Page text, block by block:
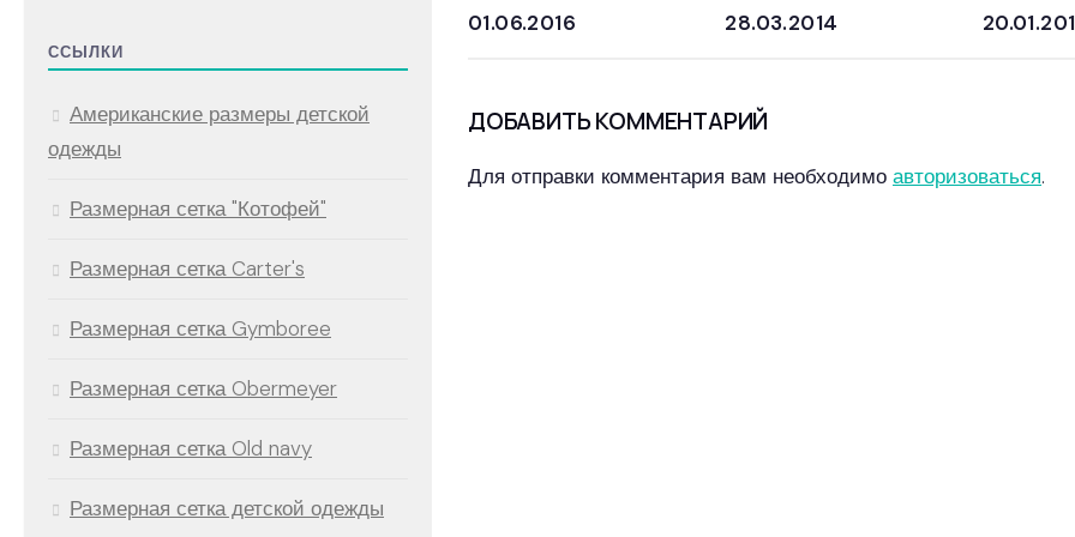
01.06.2016 28.03.2014
ДОБАВИТЬ КОММЕНТАРИЙ
Для отправки комментария вам необходимо авторизоваться.
ССЫЛКИ
Американские размеры детской
одежды
Размерная сетка "Котофей"
Размерная сетка Carter's
Размерная сетка Gymboree
Размерная сетка Obermeyer
Размерная сетка Old navy
Размерная сетка детской одежды